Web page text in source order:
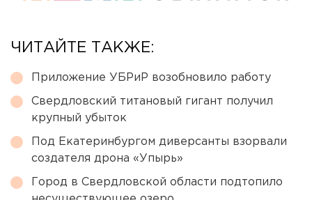
ЧИТАЙТЕ ТАКЖЕ:
Приложение УБРиР возобновило работу
Свердловский титановый гигант получил
крупный убыток
Под Екатеринбургом диверсанты взорвали
создателя дрона «Упырь»
Город в Свердловской области подтопило